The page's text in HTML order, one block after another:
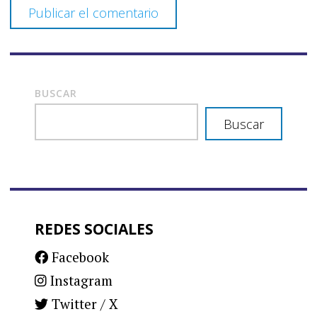
BUSCAR
Buscar
REDES SOCIALES
Facebook
Instagram
Twitter / X